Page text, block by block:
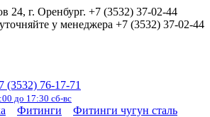
24, г. Оренбург. +7 (3532) 37-02-44
у менеджера +7 (3532) 37-02-44
(3532) 76-17-71
до 17:30 сб-вс
Фитинги Фитинги чугун сталь